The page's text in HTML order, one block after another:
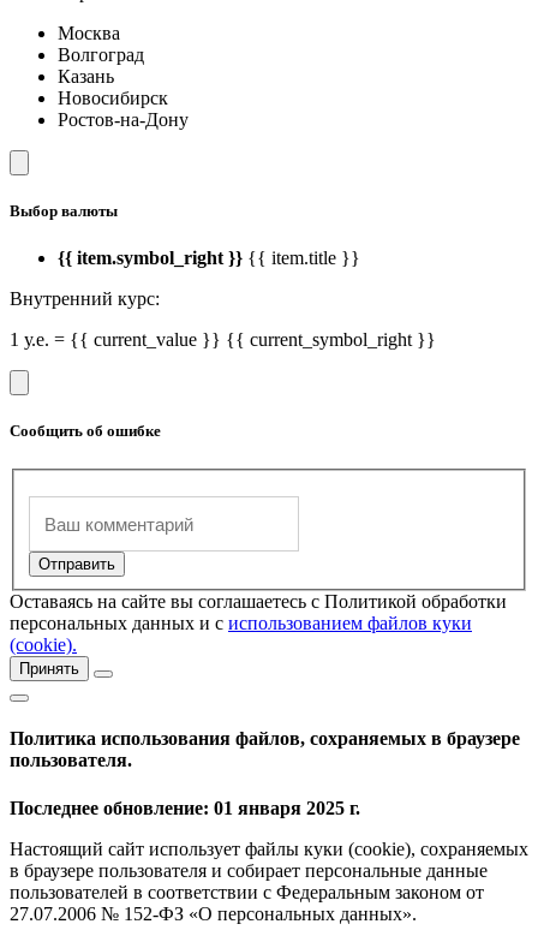
Москва
Волгоград
Казань
Новосибирск
Ростов-на-Дону
Выбор валюты
{{ item.symbol_right }} {{ item.title }}
Внутренний курс:
1 у.е. = {{ current_value }} {{ current_symbol_right }}
Сообщить об ошибке
Оставаясь на сайте вы соглашаетесь с Политикой обработки
персональных данных и с использованием файлов куки
(cookie).
Принять
Политика использования файлов, сохраняемых в браузере
пользователя.
Последнее обновление: 01 января 2025 г.
Настоящий сайт использует файлы куки (cookie), сохраняемых
в браузере пользователя и собирает персональные данные
пользователей в соответствии с Федеральным законом от
27.07.2006 № 152-ФЗ «О персональных данных».